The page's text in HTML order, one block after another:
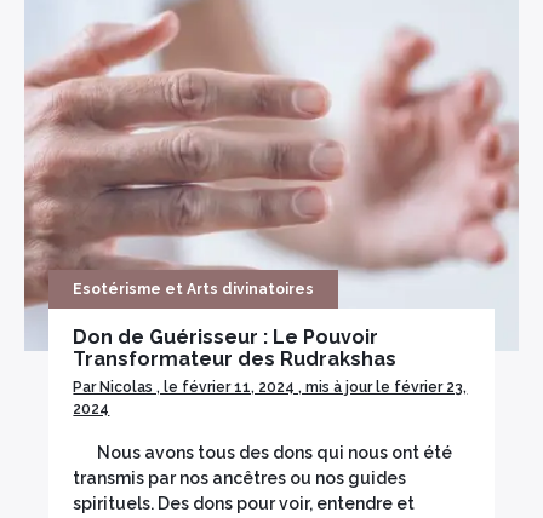
Esotérisme et Arts divinatoires
Don de Guérisseur : Le Pouvoir
Transformateur des Rudrakshas
Par Nicolas , le février 11, 2024 , mis à jour le février 23,
2024
Nous avons tous des dons qui nous ont été
transmis par nos ancêtres ou nos guides
spirituels. Des dons pour voir, entendre et